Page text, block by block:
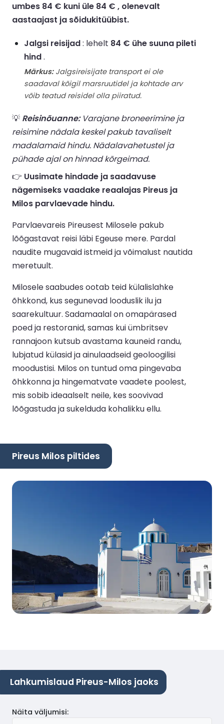
umbes 84 € kuni üle 84 € , olenevalt
aastaajast ja sõidukitüübist.
Jalgsi reisijad: lehelt 84 € ühe suuna pileti
hind.
Märkus:Jalgsireisijate transport ei ole
saadaval kõigil marsruutidel ja kohtade arv
võib teatud reisidel olla piiratud.
💡 Reisinõuanne:Varajane broneerimine ja
reisimine nädala keskel pakub tavaliselt
madalamaid hindu. Nädalavahetustel ja
pühade ajal on hinnad kõrgeimad.
👉 Uusimate hindade ja saadavuse
nägemiseks vaadake reaalajas Pireus ja
Milos parvlaevade hindu.
Parvlaevareis Pireusest Milosele pakub
lõõgastavat reisi läbi Egeuse mere. Pardal
naudite mugavaid istmeid ja võimalust nautida
meretuult.
Milosele saabudes ootab teid külalislahke
õhkkond, kus segunevad looduslik ilu ja
saarekultuur. Sadamaalal on omapärased
poed ja restoranid, samas kui ümbritsev
rannajoon kutsub avastama kauneid randu,
lubjatud külasid ja ainulaadseid geoloogilisi
moodustisi. Milos on tuntud oma pingevaba
õhkkonna ja hingematvate vaadete poolest,
mis sobib ideaalselt neile, kes soovivad
lõõgastuda ja sukelduda kohalikku ellu.
Pireus Milos piltides
Lahkumislaud Pireus-Milos jaoks
Näita väljumisi: